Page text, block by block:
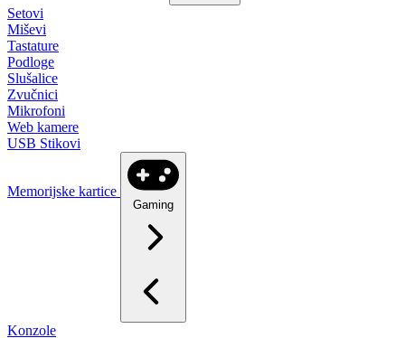
Setovi
Miševi
Tastature
Podloge
Slušalice
Zvučnici
Mikrofoni
Web kamere
USB Stikovi
Memorijske kartice
Gaming
Konzole